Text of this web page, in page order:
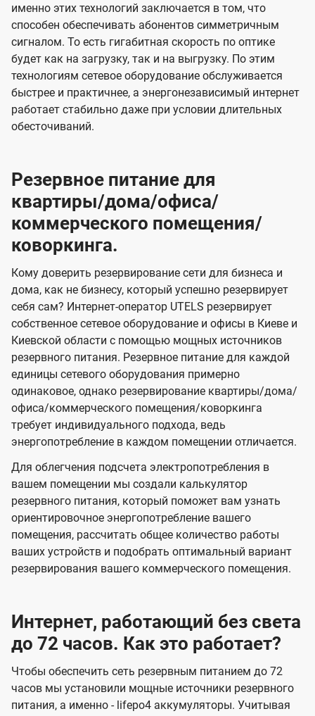
именно этих технологий заключается в том, что
способен обеспечивать абонентов симметричным
сигналом. То есть гигабитная скорость по оптике
будет как на загрузку, так и на выгрузку. По этим
технологиям сетевое оборудование обслуживается
быстрее и практичнее, а энергонезависимый интернет
работает стабильно даже при условии длительных
обесточиваний.
Резервное питание для
квартиры/дома/офиса/
коммерческого помещения/
коворкинга.
Кому доверить резервирование сети для бизнеса и
дома, как не бизнесу, который успешно резервирует
себя сам? Интернет-оператор UTELS резервирует
собственное сетевое оборудование и офисы в Киеве и
Киевской области с помощью мощных источников
резервного питания. Резервное питание для каждой
единицы сетевого оборудования примерно
одинаковое, однако резервирование квартиры/дома/
офиса/коммерческого помещения/коворкинга
требует индивидуального подхода, ведь
энергопотребление в каждом помещении отличается.
Для облегчения подсчета электропотребления в
вашем помещении мы создали калькулятор
резервного питания, который поможет вам узнать
ориентировочное энергопотребление вашего
помещения, рассчитать общее количество работы
ваших устройств и подобрать оптимальный вариант
резервирования вашего коммерческого помещения.
Интернет, работающий без света
до 72 часов. Как это работает?
Чтобы обеспечить сеть резервным питанием до 72
часов мы установили мощные источники резервного
питания, а именно - lifepo4 аккумуляторы. Учитывая